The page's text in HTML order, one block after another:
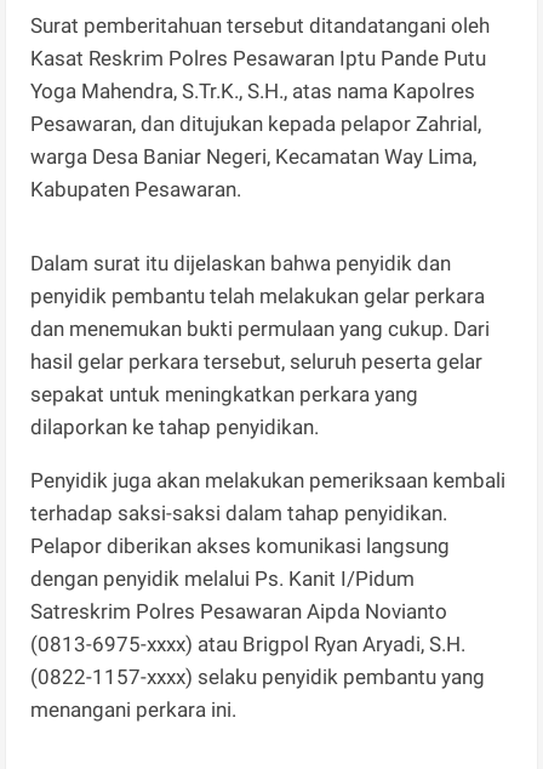
Surat pemberitahuan tersebut ditandatangani oleh
Kasat Reskrim Polres Pesawaran Iptu Pande Putu
Yoga Mahendra, S.Tr.K., S.H., atas nama Kapolres
Pesawaran, dan ditujukan kepada pelapor Zahrial,
warga Desa Baniar Negeri, Kecamatan Way Lima,
Kabupaten Pesawaran.
Dalam surat itu dijelaskan bahwa penyidik dan
penyidik pembantu telah melakukan gelar perkara
dan menemukan bukti permulaan yang cukup. Dari
hasil gelar perkara tersebut, seluruh peserta gelar
sepakat untuk meningkatkan perkara yang
dilaporkan ke tahap penyidikan.
Penyidik juga akan melakukan pemeriksaan kembali
terhadap saksi-saksi dalam tahap penyidikan.
Pelapor diberikan akses komunikasi langsung
dengan penyidik melalui Ps. Kanit I/Pidum
Satreskrim Polres Pesawaran Aipda Novianto
(0813-6975-xxxx) atau Brigpol Ryan Aryadi, S.H.
(0822-1157-xxxx) selaku penyidik pembantu yang
menangani perkara ini.